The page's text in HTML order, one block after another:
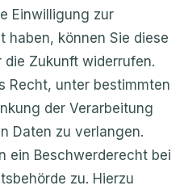
Einwilligung zur
haben, können Sie diese
Zukunft widerrufen.
Recht, unter bestimmten
der Verarbeitung
Daten zu verlangen.
ein Beschwerderecht bei
zu. Hierzu